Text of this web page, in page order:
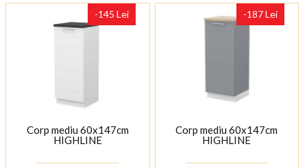
-145 Lei
Corp mediu 60x147cm
HIGHLINE
-187 Lei
Corp mediu 60x147cm
HIGHLINE